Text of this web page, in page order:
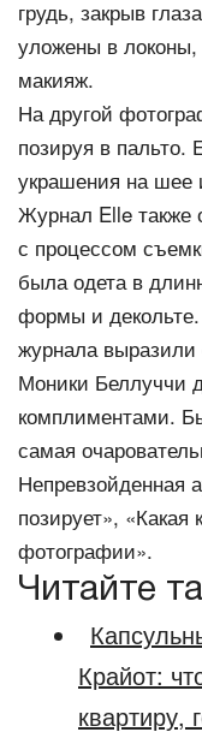
грудь, закрыв
уложены в
макияж.
На другой
позируя в пальто.
украшения на шее
Журнал Elle также
с процессом
была одета в
формы и
журнала
Моники Беллуччи
комплиментами.
самая
Непревзойденная
позирует»,
фотографии».
Читайте
Крайот:
квартиру,